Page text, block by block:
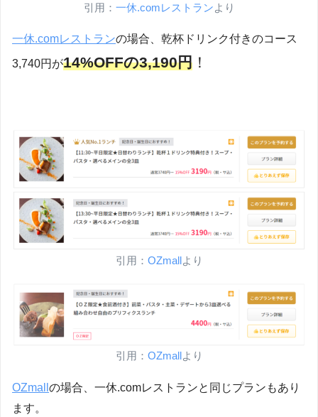
引用： 一休.comレス ト ランより
一休.comレストランの場合、乾杯ドリンク付きのコース
3,740円が14%OFFの3,190円 ！
引用： OZmall より
引用： OZmal より
OZmallの場合、一休.comレストランと同じプランもあり
ます。